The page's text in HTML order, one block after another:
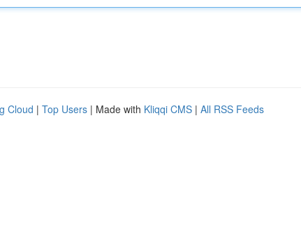
Cloud | Top Users | Made with Kliqqi CMS | All RSS Feeds